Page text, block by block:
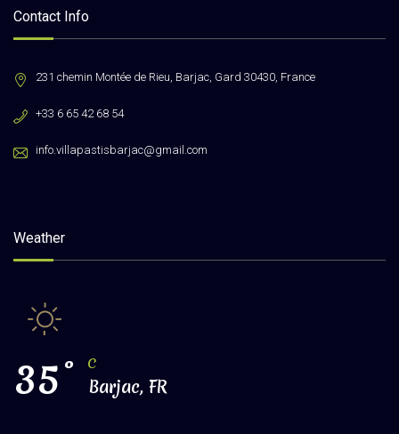
Contact Info
231 chemin Montée de Rieu, Barjac, Gard 30430, France
+33 6 65 42 68 54
info.villapastisbarjac@gmail.com
Weather
35 ° C
Barjac, FR